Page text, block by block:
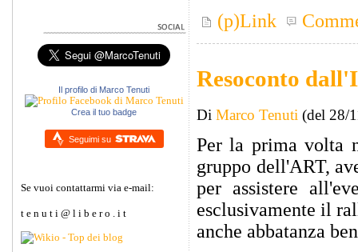
Il profilo di Marco Tenuti
Crea il tuo badge
Seguimi su
Se vuoi contattarmi via e-mail:
t e n u t i @ l i b e r o . i t
(p)Link
Resoconto
Di Marco Tenuti (del 28/
Per la prima volta
gruppo dell'ART,
per assistere
esclusivamente il
anche abbatanza